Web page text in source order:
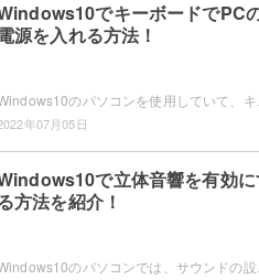
でキーボードでPC
源を入れる方法！
年07月05日
で立体音響を有効
方法を紹介！